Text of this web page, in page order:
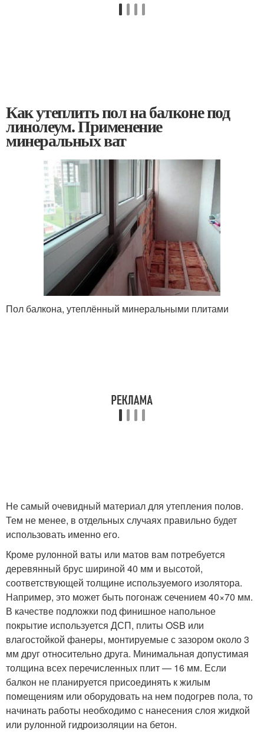
Как утеплить пол на балконе под
линолеум. Применение
минеральных ват
Пол балкона, утеплённый минеральными плитами
Не самый очевидный материал для утепления полов.
Тем не менее, в отдельных случаях правильно будет
использовать именно его.
Кроме рулонной ваты или матов вам потребуется
деревянный брус шириной 40 мм и высотой,
соответствующей толщине используемого изолятора.
Например, это может быть погонаж сечением 40×70 мм.
В качестве подложки под финишное напольное
покрытие используется ДСП, плиты OSB или
влагостойкой фанеры, монтируемые с зазором около 3
мм друг относительно друга. Минимальная допустимая
толщина всех перечисленных плит — 16 мм. Если
балкон не планируется присоединять к жилым
помещениям или оборудовать на нем подогрев пола, то
начинать работы необходимо с нанесения слоя жидкой
или рулонной гидроизоляции на бетон.